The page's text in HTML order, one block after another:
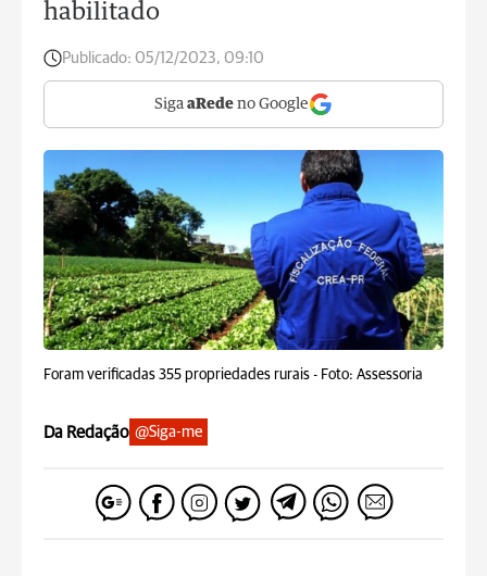
habilitado
Publicado: 05/12/2023, 09:10
Siga aRede no Google
Foram verificadas 355 propriedades rurais - Foto: Assessoria
Da Redação @Siga-me